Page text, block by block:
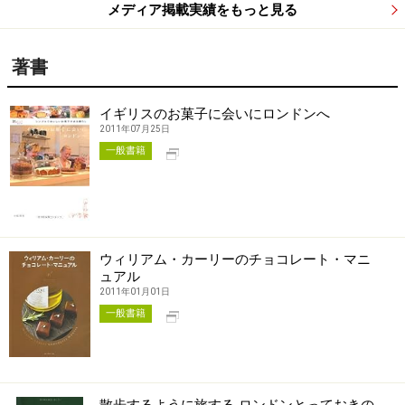
メディア掲載実績をもっと見る
著書
イギリスのお菓子に会いにロンドンへ
2011年07月25日
一般書籍
ウィリアム・カーリーのチョコレート・マニ
ュアル
2011年01月01日
一般書籍